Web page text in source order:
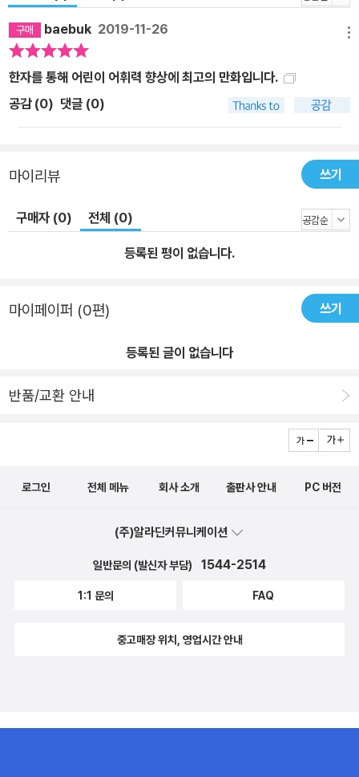
를 구성했습니다. ⑤ 중국어에 대한 흥미를 불어넣는 간체자 병기 새
로 나오는 한자 페이지에 중국어 간체자도 나란히 적었습니다. ⑥ 중
기'를 토대로 탄탄하고 흥미진진하게 구성했습니다. (3) 수상 내역 ·
삼성경제연구소(SERI) 선정 ‘10대 히트상품’ · ‘한자카드와 인터넷
을 이용한 학습 시스템’ 특허 획득 · 한국간행물윤리위원회 선정 ‘청소
baebuk 2019-11-26
한자를 통해 어린이 어휘력 향상에 최고의 만화입니다.
공감 (0) 댓글 (0)
마이리뷰 쓰기
구매자 (0) 전체 (0)
등록된 평이 없습니다.
마이페이퍼 (0편) 쓰기
등록된 글이 없습니다
반품/교환 안내
로그인 전체 메뉴 회사 소개 출판사 안내 PC 버전
(주)알라딘커뮤니케이션
일반문의 (발신자 부담) 1544-2514
1:1 문의 FAQ
중고매장 위치, 영업시간 안내